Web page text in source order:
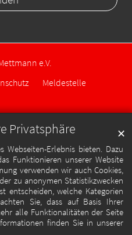
Privatsphäre
Erlebnis bieten. Dazu
Funktionieren unserer Website
verwenden wir auch Cookies,
zu anonymen Statistikzwecken
entscheiden, welche Kategorien
Sie, dass auf Basis Ihrer
alle Funktionalitäten der Seite
finden Sie in unserer
✕
e.V.
Meldestelle